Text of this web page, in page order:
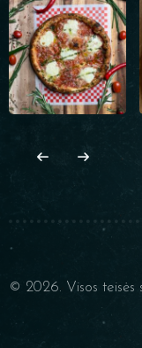
© 2026. Visos teisės